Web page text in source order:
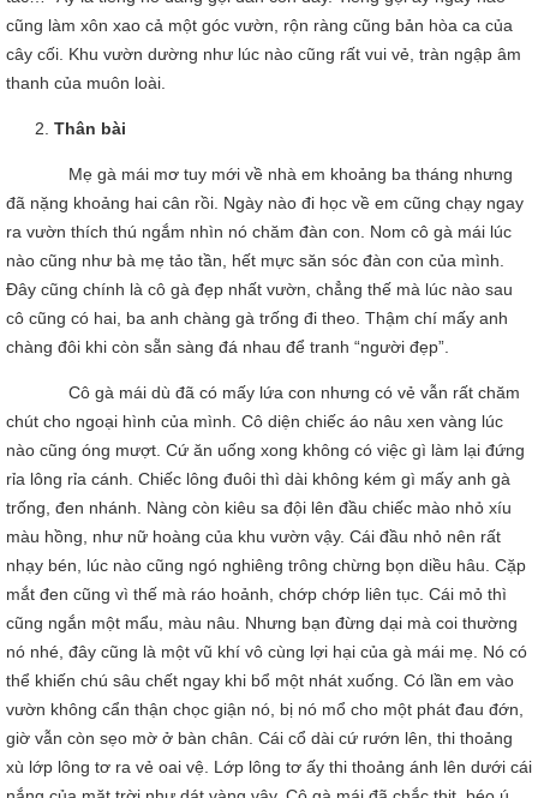
cũng làm xôn xao cả một góc vườn, rộn ràng cũng bản hòa ca của
cây cối. Khu vườn dường như lúc nào cũng rất vui vẻ, tràn ngập âm
thanh của muôn loài.
Thân bài
Mẹ gà mái mơ tuy mới về nhà em khoảng ba tháng nhưng
đã nặng khoảng hai cân rồi. Ngày nào đi học về em cũng chạy ngay
ra vườn thích thú ngắm nhìn nó chăm đàn con. Nom cô gà mái lúc
nào cũng như bà mẹ tảo tần, hết mực săn sóc đàn con của mình.
Đây cũng chính là cô gà đẹp nhất vườn, chẳng thế mà lúc nào sau
cô cũng có hai, ba anh chàng gà trống đi theo. Thậm chí mấy anh
chàng đôi khi còn sẵn sàng đá nhau để tranh “người đẹp”.
Cô gà mái dù đã có mấy lứa con nhưng có vẻ vẫn rất chăm
chút cho ngoại hình của mình. Cô diện chiếc áo nâu xen vàng lúc
nào cũng óng mượt. Cứ ăn uống xong không có việc gì làm lại đứng
rỉa lông rỉa cánh. Chiếc lông đuôi thì dài không kém gì mấy anh gà
trống, đen nhánh. Nàng còn kiêu sa đội lên đầu chiếc mào nhỏ xíu
màu hồng, như nữ hoàng của khu vườn vậy. Cái đầu nhỏ nên rất
nhạy bén, lúc nào cũng ngó nghiêng trông chừng bọn diều hâu. Cặp
mắt đen cũng vì thế mà ráo hoảnh, chớp chớp liên tục. Cái mỏ thì
cũng ngắn một mẩu, màu nâu. Nhưng bạn đừng dại mà coi thường
nó nhé, đây cũng là một vũ khí vô cùng lợi hại của gà mái mẹ. Nó có
thể khiến chú sâu chết ngay khi bổ một nhát xuống. Có lần em vào
vườn không cẩn thận chọc giận nó, bị nó mổ cho một phát đau đớn,
giờ vẫn còn sẹo mờ ở bàn chân. Cái cổ dài cứ rướn lên, thi thoảng
xù lớp lông tơ ra vẻ oai vệ. Lớp lông tơ ấy thi thoảng ánh lên dưới cái